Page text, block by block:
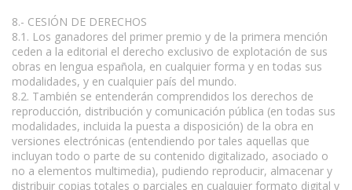
8.- CESIÓN DE DERECHOS
8.1. Los ganadores del primer premio y de la primera mención
ceden a la editorial el derecho exclusivo de explotación de sus
obras en lengua española, en cualquier forma y en todas sus
modalidades, y en cualquier país del mundo.
8.2. También se entenderán comprendidos los derechos de
reproducción, distribución y comunicación pública (en todas sus
modalidades, incluida la puesta a disposición) de la obra en
versiones electrónicas (entendiendo por tales aquellas que
incluyan todo o parte de su contenido digitalizado, asociado o
no a elementos multimedia), pudiendo reproducir, almacenar y
distribuir copias totales o parciales en cualquier formato digital y